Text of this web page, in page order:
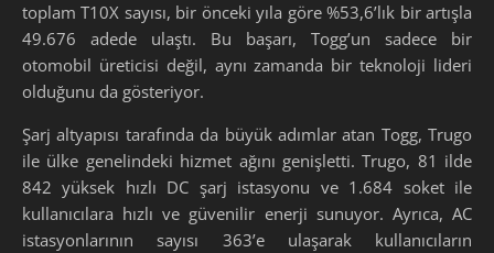
toplam T10X sayısı, bir önceki yıla göre %53,6’lık bir artışla
49.676 adede ulaştı. Bu başarı, Togg’un sadece bir
otomobil üreticisi değil, aynı zamanda bir teknoloji lideri
olduğunu da gösteriyor.
Şarj altyapısı tarafında da büyük adımlar atan Togg, Trugo
ile ülke genelindeki hizmet ağını genişletti. Trugo, 81 ilde
842 yüksek hızlı DC şarj istasyonu ve 1.684 soket ile
kullanıcılara hızlı ve güvenilir enerji sunuyor. Ayrıca, AC
istasyonlarının sayısı 363’e ulaşarak kullanıcıların